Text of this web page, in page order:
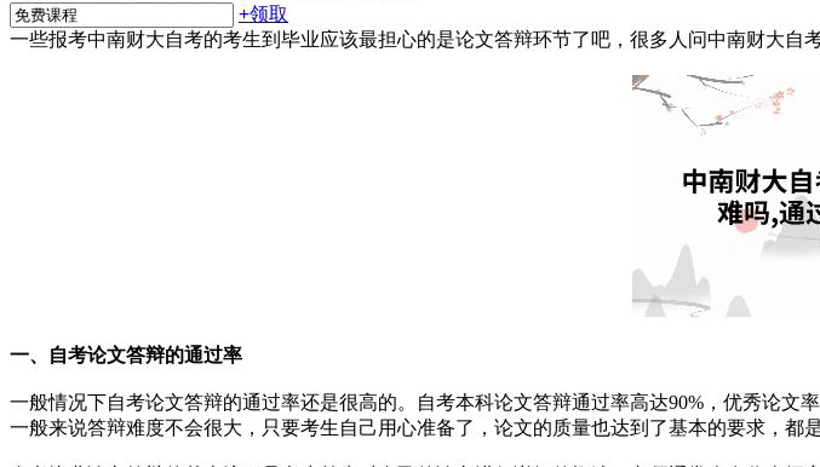
+领取
一些报考中南财大自考的考生到毕业应该最担心的是论文答辩环节了吧，很多人问中南财大自
一、自考论文答辩的通过率
一般情况下自考论文答辩的通过率还是很高的。自考本科论文答辩通过率高达90%，优秀论文
一般来说答辩难度不会很大，只要考生自己用心准备了，论文的质量也达到了基本的要求，都